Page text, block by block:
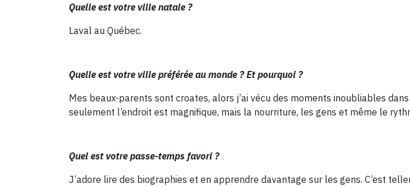
Quelle est votre ville natale ?
Laval au Québec.
Quelle est votre ville préférée au monde ? Et pourquoi ?
Mes beaux-parents sont croates, alors j’ai vécu des moments inoubliables
seulement l’endroit est magnifique, mais la nourriture, les gens et même le
Quel est votre passe-temps favori ?
J’adore lire des biographies et en apprendre davantage sur les gens. C’est